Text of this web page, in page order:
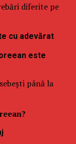
diferite pe
cu adevărat
este
până la